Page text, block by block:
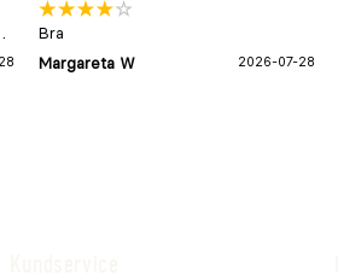
Bra
Margareta W
2026-07-28